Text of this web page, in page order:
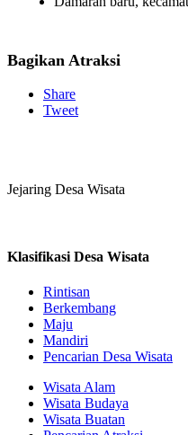
Bagikan Atraksi
Share
Tweet
Jejaring Desa Wisata
Klasifikasi Desa Wisata
Rintisan
Berkembang
Maju
Mandiri
Pencarian Desa Wisata
Wisata Alam
Wisata Budaya
Wisata Buatan